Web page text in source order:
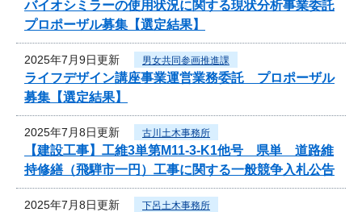
バイオシミラーの使用状況に関する現状分析事業委託
プロポーザル募集【選定結果】
2025年7月9日更新 男女共同参画推進課
ライフデザイン講座事業運営業務委託 プロポーザル
募集【選定結果】
2025年7月8日更新 古川土木事務所
【建設工事】工維3単第M11-3-K1他号 県単 道路維
持修繕（飛騨市一円）工事に関する一般競争入札公告
2025年7月8日更新 下呂土木事務所